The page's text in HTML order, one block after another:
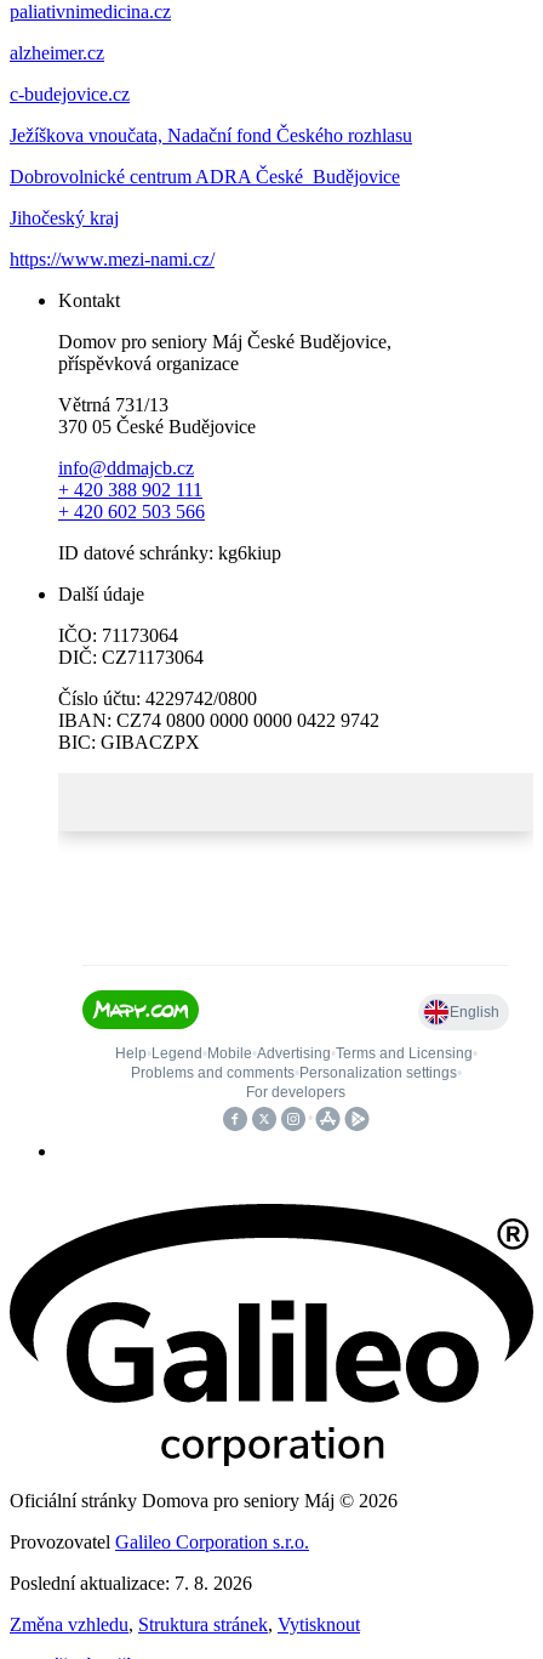
paliativnimedicina.cz
alzheimer.cz
c-budejovice.cz
Ježíškova vnoučata, Nadační fond Českého rozhlasu
Dobrovolnické centrum ADRA České Budějovice
Jihočeský kraj
https://www.mezi-nami.cz/
Kontakt
Domov pro seniory Máj České Budějovice,
příspěvková organizace
Větrná 731/13
370 05 České Budějovice
info@ddmajcb.cz
+ 420 388 902 111
+ 420 602 503 566
ID datové schránky: kg6kiup
Další údaje
IČO: 71173064
DIČ: CZ71173064
Číslo účtu: 4229742/0800
IBAN: CZ74 0800 0000 0000 0422 9742
BIC: GIBACZPX
Oficiální stránky Domova pro seniory Máj © 2026
Provozovatel Galileo Corporation s.r.o.
Poslední aktualizace: 7. 8. 2026
Změna vzhledu, Struktura stránek, Vytisknout